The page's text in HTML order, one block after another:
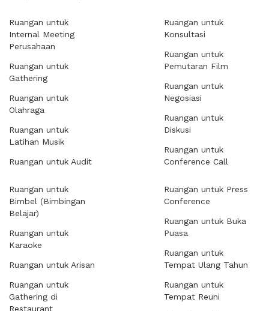
Ruangan untuk
Internal Meeting
Perusahaan
Ruangan untuk
Gathering
Ruangan untuk
Olahraga
Ruangan untuk
Latihan Musik
Ruangan untuk Audit
Ruangan untuk
Konsultasi
Ruangan untuk
Pemutaran Film
Ruangan untuk
Negosiasi
Ruangan untuk
Diskusi
Ruangan untuk
Conference Call
Ruangan untuk
Bimbel (Bimbingan
Belajar)
Ruangan untuk
Karaoke
Ruangan untuk Arisan
Ruangan untuk
Gathering di
Restaurant
Ruangan untuk Press
Conference
Ruangan untuk Buka
Puasa
Ruangan untuk
Tempat Ulang Tahun
Ruangan untuk
Tempat Reuni